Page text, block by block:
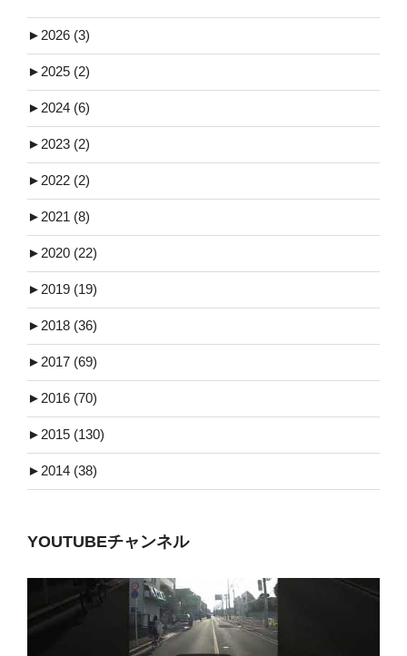
► 2026 (3)
► 2025 (2)
► 2024 (6)
► 2023 (2)
► 2022 (2)
► 2021 (8)
► 2020 (22)
► 2019 (19)
► 2018 (36)
► 2017 (69)
► 2016 (70)
► 2015 (130)
► 2014 (38)
YOUTUBEチャンネル